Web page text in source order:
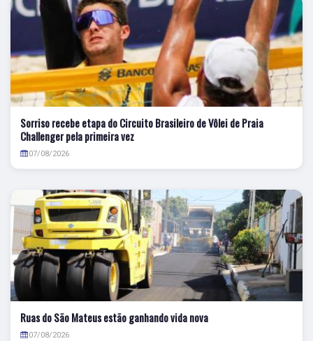
Sorriso recebe etapa do Circuito Brasileiro de Vôlei de Praia
Challenger pela primeira vez
07/08/2026
Ruas do São Mateus estão ganhando vida nova
07/08/2026